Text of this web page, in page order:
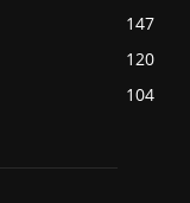
147
120
104